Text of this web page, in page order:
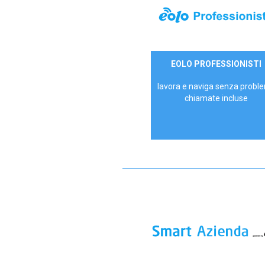
35,00 €/mese
EOLO PROFESSIONISTI
lavora e naviga senza
chiamate incluse